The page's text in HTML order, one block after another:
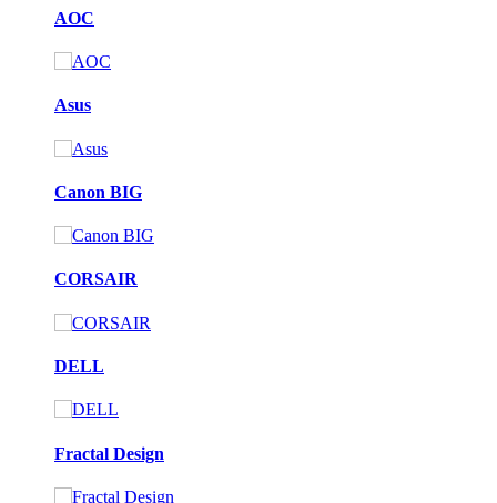
AOC
Asus
Canon BIG
CORSAIR
DELL
Fractal Design